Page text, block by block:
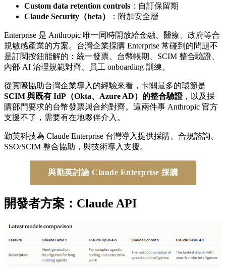
Custom data retention controls ：自訂保留期
Claude Security（beta）
：附加安全層
Enterprise 是 Anthropic 唯一同時開放給金融、醫療、政府等合
規敏感產業的方案。台灣企業採購 Enterprise 常碰到的問題不
是訂閱按鈕能解的：統一發票、台幣帳期、SCIM 整合驗證、
內部 AI 治理規範對齊、員工 onboarding 訓練。
從實際協助台灣企業導入的經驗來看，卡關最多的環節是
SCIM 與既有 IdP（Okta、Azure AD）的整合驗證，以及採
購部門要求的台幣發票與合約對齊。這兩件事 Anthropic 官方
支援不了，需要有在地夥伴介入。
勤英科技為 Claude Enterprise 台灣導入提供採購、合規諮詢、
SSO/SCIM 整合協助，與技術導入支援。
與勤英討論 Claude Enterprise 採購
開發者方案：Claude API